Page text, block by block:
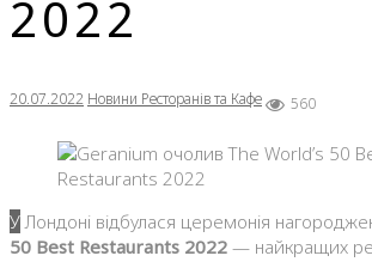
2022
20.07.2022 Новини Ресторанів та Кафе 560
У Лондоні відбулася церемонія
50 Best Restaurants 2022 — найкращих